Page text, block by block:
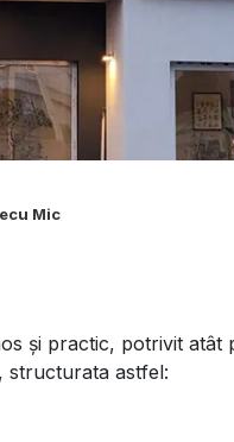
Mic
și practic, potrivit
structurata astfel: